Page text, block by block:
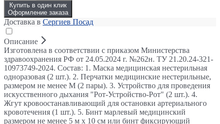
Купить в один клик
Оформление заказа
Доставка в Сергиев Посад
Описание
Изготовлена в соответствии с приказом Министерства
здравоохранения РФ от 24.05.2024 г. №262н. ТУ 21.20.24-321-
10973749-2024. Состав: 1. Маска медицинская нестерильная
одноразовая (2 шт.). 2. Перчатки медицинские нестерильные,
размером не менее М (2 пары). 3. Устройство для проведения
искусственного дыхания "Рот-Устройство-Рот" (2 шт.). 4.
Жгут кровоостанавливающий для остановки артериального
кровотечения (1 шт.). 5. Бинт марлевый медицинский
размером не менее 5 м х 10 см или бинт фиксирующий